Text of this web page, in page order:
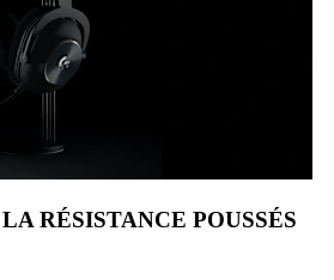
RÉSISTANCE POUSSÉS